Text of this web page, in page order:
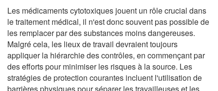
Les médicaments cytotoxiques jouent un rôle crucial dans
le traitement médical, il n'est donc souvent pas possible de
les remplacer par des substances moins dangereuses.
Malgré cela, les lieux de travail devraient toujours
appliquer la hiérarchie des contrôles, en commençant par
des efforts pour minimiser les risques à la source. Les
stratégies de protection courantes incluent l'utilisation de